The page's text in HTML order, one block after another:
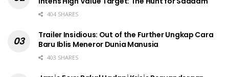
404 SHARES
Trailer Insidious: Out of the Further Ungkap Cara
Baru Iblis Meneror Dunia Manusia
403 SHARES